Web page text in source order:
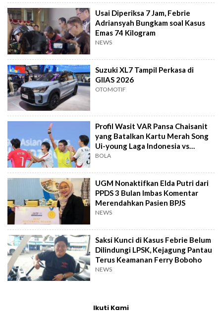
Usai Diperiksa 7 Jam, Febrie
Adriansyah Bungkam soal Kasus
Emas 74 Kilogram
NEWS
Suzuki XL7 Tampil Perkasa di
GIIAS 2026
OTOMOTIF
Profil Wasit VAR Pansa Chaisanit
yang Batalkan Kartu Merah Song
Ui-young Laga Indonesia vs
Singapura
BOLA
UGM Nonaktifkan Elda Putri dari
PPDS 3 Bulan Imbas Komentar
Merendahkan Pasien BPJS
NEWS
Saksi Kunci di Kasus Febrie Belum
Dilindungi LPSK, Kejagung Pantau
Terus Keamanan Ferry Boboho
NEWS
Ikuti Kami